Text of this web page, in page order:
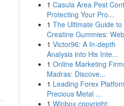
1 Casula Area Pest
Protecting Your Pro...
1 The Ultimate Guide to
Creatine Gummies:
1 Victor96: A In-depth
Analysis into His Inte...
1 Online Marketing
Madras: Discove...
1 Leading Forex
Precious Metal ...
1 Winbox copyright: